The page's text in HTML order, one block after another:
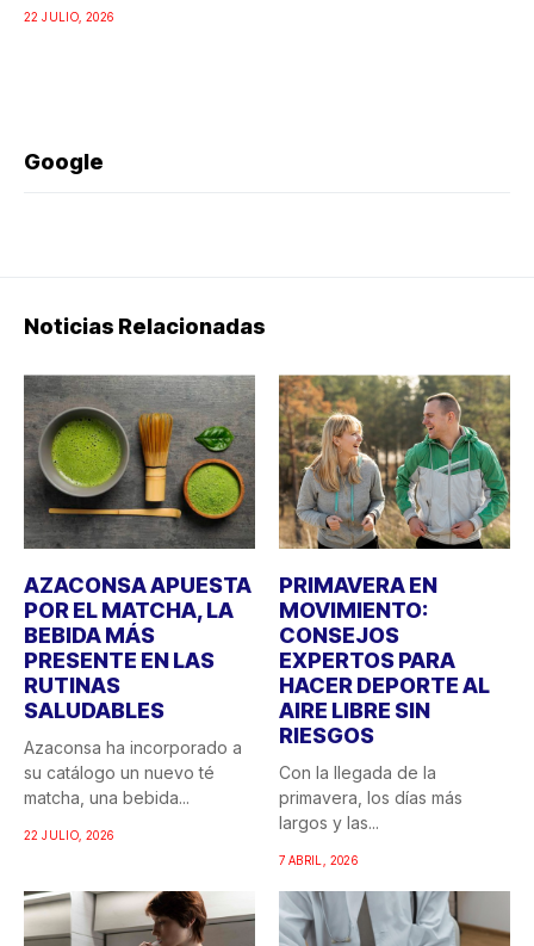
22 JULIO, 2026
Google
Noticias Relacionadas
AZACONSA APUESTA
POR EL MATCHA, LA
BEBIDA MÁS
PRESENTE EN LAS
RUTINAS
SALUDABLES
Azaconsa ha incorporado a
su catálogo un nuevo té
matcha, una bebida...
22 JULIO, 2026
PRIMAVERA EN
MOVIMIENTO:
CONSEJOS
EXPERTOS PARA
HACER DEPORTE AL
AIRE LIBRE SIN
RIESGOS
Con la llegada de la
primavera, los días más
largos y las...
7 ABRIL, 2026